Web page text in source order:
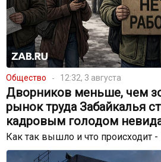
Общество 12:32, 3 августа
Дворников меньше, чем
рынок труда Забайкалья
кадровым голодом
Как так вышло и что происходит